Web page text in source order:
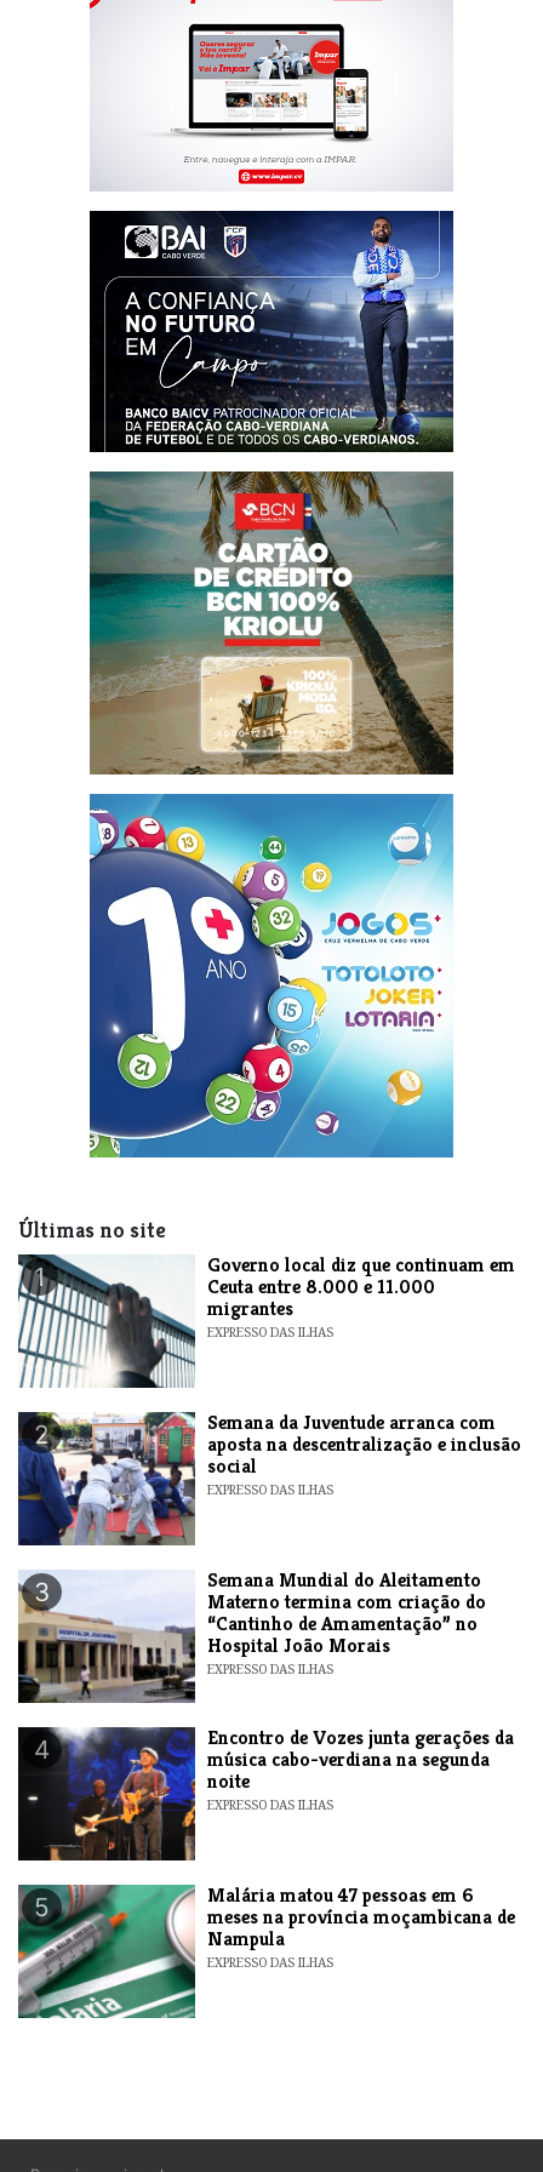
Últimas no site
1
​Governo local diz que continuam em
Ceuta entre 8.000 e 11.000
migrantes
EXPRESSO DAS ILHAS
2
Semana da Juventude arranca com
aposta na descentralização e inclusão
social
EXPRESSO DAS ILHAS
3
Semana Mundial do Aleitamento
Materno termina com criação do
“Cantinho de Amamentação” no
Hospital João Morais
EXPRESSO DAS ILHAS
4
Encontro de Vozes junta gerações da
música cabo-verdiana na segunda
noite
EXPRESSO DAS ILHAS
5
​Malária matou 47 pessoas em 6
meses na província moçambicana de
Nampula
EXPRESSO DAS ILHAS